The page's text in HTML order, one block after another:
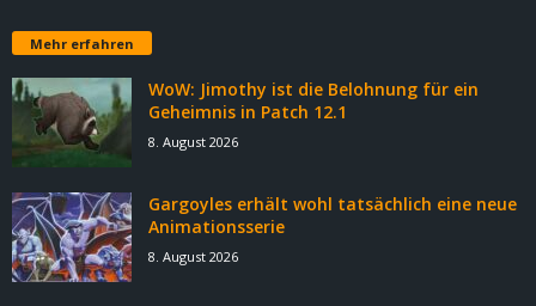
Mehr erfahren
WoW: Jimothy ist die Belohnung für ein
Geheimnis in Patch 12.1
8. August 2026
Gargoyles erhält wohl tatsächlich eine neue
Animationsserie
8. August 2026